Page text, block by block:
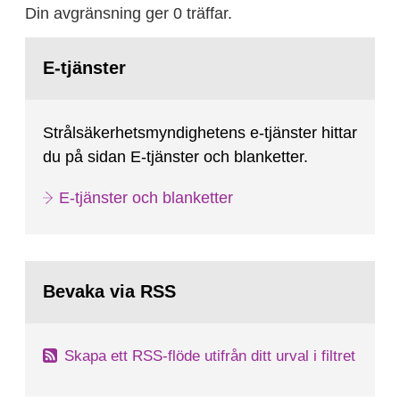
Din avgränsning ger 0 träffar.
E-tjänster
Strålsäkerhetsmyndighetens e-tjänster hittar
du på sidan E-tjänster och blanketter.
E-tjänster och blanketter
Bevaka via RSS
Skapa ett RSS-flöde utifrån ditt urval i filtret